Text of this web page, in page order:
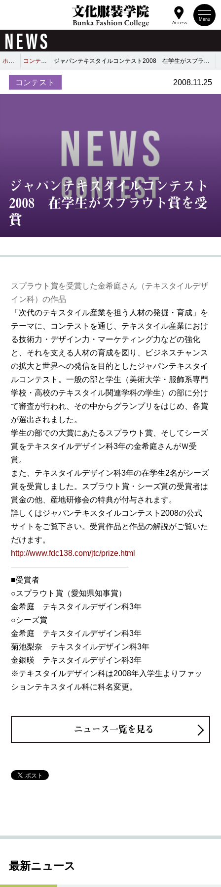
Menu
Access
NEWS
ホーム コンテスト ジャパンテキスタイルコンテスト2008 在学生がスプラウト賞を受賞
コンテスト 2008.11.25
ジャパンテキスタイルコンテスト
2008 在学生がスプラウト賞を受
賞
スプラウト賞を受賞した金希庭さん（テキスタイルデザ
イン科）の作品
「次代のテキスタイル産業を担う人材の発掘・育成」を
テーマに、コンテストを通じ、テキスタイル産業におけ
る技術力・デザイン力・マーケティング力などの強化
と、それを支える人材の育成を図り、ビジネスチャンス
の拡大と世界への発信を目的としたジャパンテキスタイ
ルコンテスト。一般の部と学生（美術大学・服飾系専門
学校・高校のテキスタイル関連学科の学生）の部に分け
て審査が行われ、その中からグランプリをはじめ、各賞
が選出されました。
学生の部での大賞にあたるスプラウト賞、そしてシーズ
賞をテキスタイルデザイン科3年の金希庭さんがＷ受
賞。
また、テキスタイルデザイン科3年の在学生2名がシーズ
賞を受賞しました。スプラウト賞・シーズ賞の受賞者は
賞金の他、産地研修会の特典が付与されます。
詳しくはジャパンテキスタイルコンテスト2008の公式
サイトをご覧下さい。受賞作品と作品の解説がご覧いた
だけます。
http://www.fdc138.com/jtc/prize.html
———————————————
■受賞者
○スプラウト賞（愛知県知事賞）
金希庭 テキスタイルデザイン科3年
○シーズ賞
金希庭 テキスタイルデザイン科3年
菊池梨奈 テキスタイルデザイン科3年
金銀暎 テキスタイルデザイン科3年
※テキスタイルデザイン科は2008年入学生よりファッ
ションテキスタイル科に科名変更。
ニュース一覧を見る
最新ニュース